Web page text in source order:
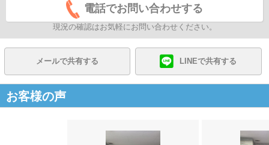
電話でお問い合わせする
現況の確認はお気軽にお問い合わせください。
メールで共有する LINEで共有する
お客様の声